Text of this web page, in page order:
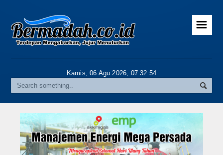
Home
Gallery
Riau
Daerah
Pekanbaru
☰
Kamis, 06 Agu 2026, 07:32:55